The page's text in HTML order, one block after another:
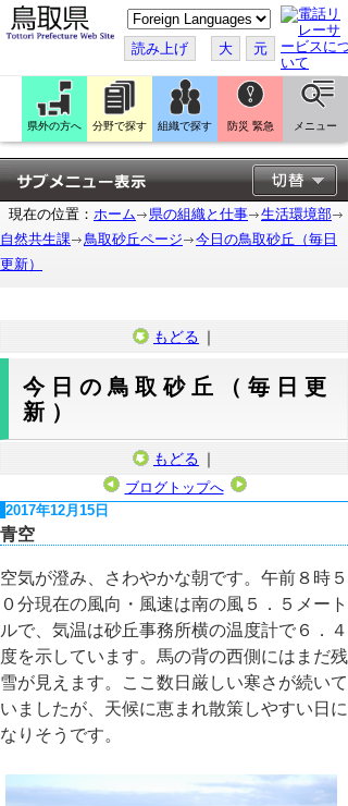
こ
の
ペ
ー
ジ
翻
訳
す
る
読み上げ 大 元
県外の方へ 分野で探す 組織で探す 防災 緊急 メニュー
現在の位置： ホーム 県の組織と仕事
生活環境部
自然共生課
鳥取砂丘ページ
今日の鳥取砂丘（毎日
更新）
もどる ｜
今日の鳥取砂丘（毎日更
新）
もどる ｜
ブログトップへ
2017年12月15日
青空
空気が澄み、さわやかな朝です。午前８時５
０分現在の風向・風速は南の風５．５メート
ルで、気温は砂丘事務所横の温度計で６．４
度を示しています。馬の背の西側にはまだ残
雪が見えます。ここ数日厳しい寒さが続いて
いましたが、天候に恵まれ散策しやすい日に
なりそうです。